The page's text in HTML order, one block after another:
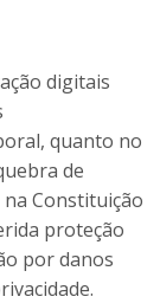
digitais
quanto no
de
Constituição
proteção
por danos